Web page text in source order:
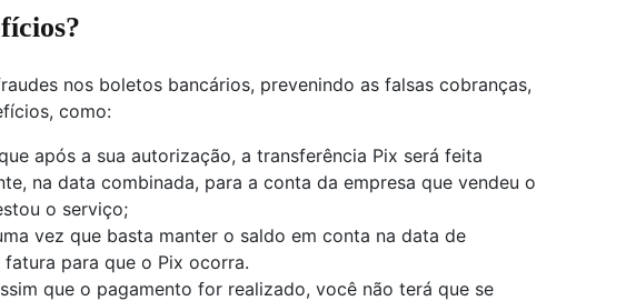
nos boletos bancários, prevenindo as falsas cobranças,
como:
após a sua autorização, a transferência Pix será feita
na data combinada, para a conta da empresa que vendeu o
o serviço;
vez que basta manter o saldo em conta na data de
para que o Pix ocorra.
que o pagamento for realizado, você não terá que se